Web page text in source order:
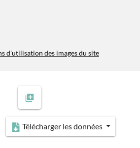
d'utilisation des images du site
Télécharger les données